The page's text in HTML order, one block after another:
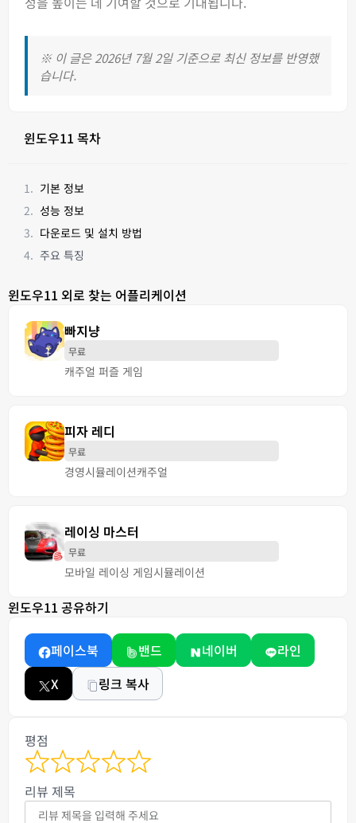
※ 이 글은 2026년 7월 2일 기준으로 최신 정보를 반영했
습니다.
윈도우11 목차
기본 정보
성능 정보
다운로드 및 설치 방법
주요 특징
윈도우11 외로 찾는 어플리케이션
빠지냥
무료
캐주얼 퍼즐 게임
피자 레디
무료
경영시뮬레이션캐주얼
레이싱 마스터
무료
모바일 레이싱 게임시뮬레이션
윈도우11 공유하기
페이스북 밴드 네이버
라인
X
링크 복사
평점
리뷰 제목